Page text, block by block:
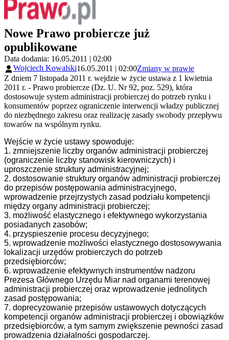
Nowe Prawo probiercze już
opublikowane
Data dodania: 16.05.2011 | 02:00
Wojciech Kowalski16.05.2011 | 02:00Zmiany w prawie
Z dniem 7 listopada 2011 r. wejdzie w życie ustawa z 1 kwietnia
2011 r. - Prawo probiercze (Dz. U. Nr 92, poz. 529), która
dostosowuje system administracji probierczej do potrzeb rynku i
konsumentów poprzez ograniczenie interwencji władzy publicznej
do niezbędnego zakresu oraz realizację zasady swobody przepływu
towarów na wspólnym rynku.
Wejście w życie ustawy spowoduje:
1. zmniejszenie liczby organów administracji probierczej
(ograniczenie liczby stanowisk kierowniczych) i
uproszczenie struktury administracyjnej;
2. dostosowanie struktury organów administracji probierczej
do przepisów postępowania administracyjnego,
wprowadzenie przejrzystych zasad podziału kompetencji
między organy administracji probierczej;
3. możliwość elastycznego i efektywnego wykorzystania
posiadanych zasobów;
4. przyspieszenie procesu decyzyjnego;
5. wprowadzenie możliwości elastycznego dostosowywania
lokalizacji urzędów probierczych do potrzeb
przedsiębiorców;
6. wprowadzenie efektywnych instrumentów nadzoru
Prezesa Głównego Urzędu Miar nad organami terenowej
administracji probierczej oraz wprowadzenie jednolitych
zasad postępowania;
7. doprecyzowanie przepisów ustawowych dotyczących
kompetencji organów administracji probierczej i obowiązków
przedsiębiorców, a tym samym zwiększenie pewności zasad
prowadzenia działalności gospodarczej.